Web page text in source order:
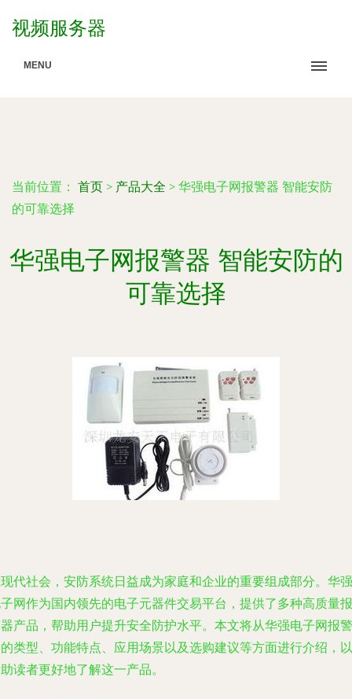
视频服务器
MENU
当前位置： 首页 > 产品大全 > 华强电子网报警器 智能安防
的可靠选择
华强电子网报警器 智能安防的
可靠选择
代社会，安防系统日益成为家庭和企业的重要组成部分。华强
网作为国内领先的电子元器件交易平台，提供了多种高质量报
产品，帮助用户提升安全防护水平。本文将从华强电子网报警
类型、功能特点、应用场景以及选购建议等方面进行介绍，以
读者更好地了解这一产品。